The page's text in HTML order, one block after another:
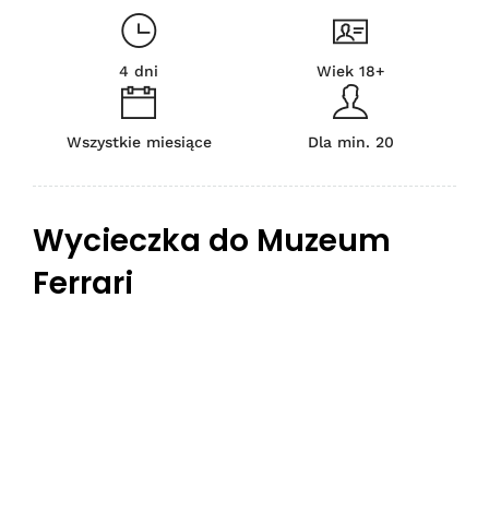
4 dni Wiek 18+
Wszystkie miesiące Dla min. 20
Wycieczka do Muzeum
Ferrari